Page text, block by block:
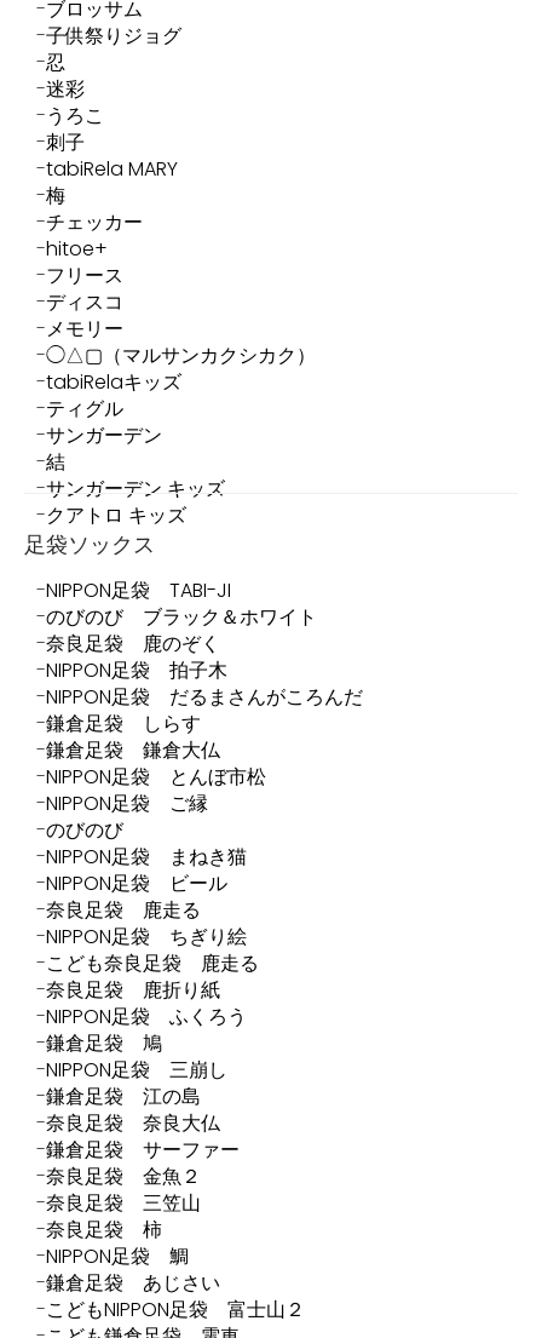
ブロッサム
子供祭りジョグ
忍
迷彩
うろこ
刺子
tabiRela MARY
梅
チェッカー
hitoe+
フリース
ディスコ
メモリー
◯△▢（マルサンカクシカク）
tabiRelaキッズ
ティグル
サンガーデン
結
サンガーデン キッズ
クアトロ キッズ
足袋ソックス
NIPPON足袋 TABI-JI
のびのび ブラック＆ホワイト
奈良足袋 鹿のぞく
NIPPON足袋 拍子木
NIPPON足袋 だるまさんがころんだ
鎌倉足袋 しらす
鎌倉足袋 鎌倉大仏
NIPPON足袋 とんぼ市松
NIPPON足袋 ご縁
のびのび
NIPPON足袋 まねき猫
NIPPON足袋 ビール
奈良足袋 鹿走る
NIPPON足袋 ちぎり絵
こども奈良足袋 鹿走る
奈良足袋 鹿折り紙
NIPPON足袋 ふくろう
鎌倉足袋 鳩
NIPPON足袋 三崩し
鎌倉足袋 江の島
奈良足袋 奈良大仏
鎌倉足袋 サーファー
奈良足袋 金魚２
奈良足袋 三笠山
奈良足袋 柿
NIPPON足袋 鯛
鎌倉足袋 あじさい
こどもNIPPON足袋 富士山２